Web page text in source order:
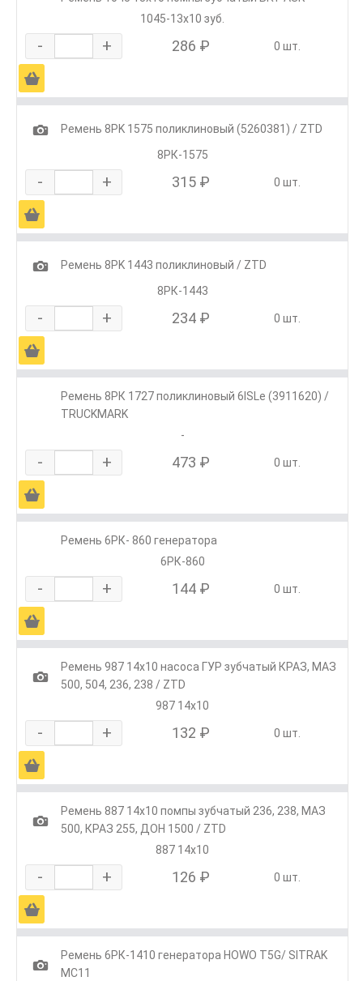
1045-13x10 зуб.
- + 286 ₽ 0 шт.
Ä
1
Ремень 8РK 1575 поликлиновый (5260381) / ZTD
8РК-1575
- + 315 ₽ 0 шт.
Ä
1
Ремень 8РK 1443 поликлиновый / ZTD
8РК-1443
- + 234 ₽ 0 шт.
Ä
Ремень 8РК 1727 поликлиновый 6ISLe (3911620) /
TRUCKMARK
-
- + 473 ₽ 0 шт.
Ä
Ремень 6РК- 860 генератора
6РК-860
- + 144 ₽ 0 шт.
Ä
1
Ремень 987 14х10 насоса ГУР зубчатый КРАЗ, МАЗ
500, 504, 236, 238 / ZTD
987 14х10
- + 132 ₽ 0 шт.
Ä
1
Ремень 887 14х10 помпы зубчатый 236, 238, МАЗ
500, КРАЗ 255, ДОН 1500 / ZTD
887 14х10
- + 126 ₽ 0 шт.
Ä
1
Ремень 6РК-1410 генератора HOWO T5G/ SITRAK
МС11